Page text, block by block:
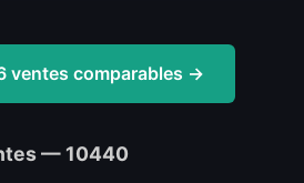
ventes comparables →
— 10440